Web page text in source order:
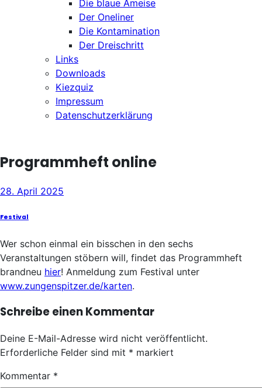
Die blaue Ameise
Der Oneliner
Die Kontamination
Der Dreischritt
Links
Downloads
Kiezquiz
Impressum
Datenschutzerklärung
Programmheft online
28. April 2025
Festival
Wer schon einmal ein bisschen in den sechs
Veranstaltungen stöbern will, findet das Programmheft
brandneu hier! Anmeldung zum Festival unter
www.zungenspitzer.de/karten.
Schreibe einen Kommentar
Deine E-Mail-Adresse wird nicht veröffentlicht.
Erforderliche Felder sind mit * markiert
Kommentar *